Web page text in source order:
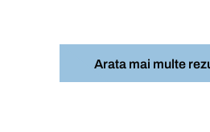
Arata mai multe